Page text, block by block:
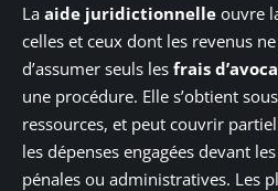
La aide juridictionnelle ouvre
celles et ceux dont les revenus
d’assumer seuls les frais
une procédure. Elle s’obtient
ressources, et peut couvrir
les dépenses engagées devant
pénales ou administratives. Les